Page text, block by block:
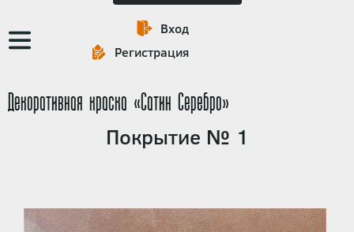
Основная
навигация
Вход
Регистрация
Декоративная краска «Сатин Серебро»
Покрытие № 1